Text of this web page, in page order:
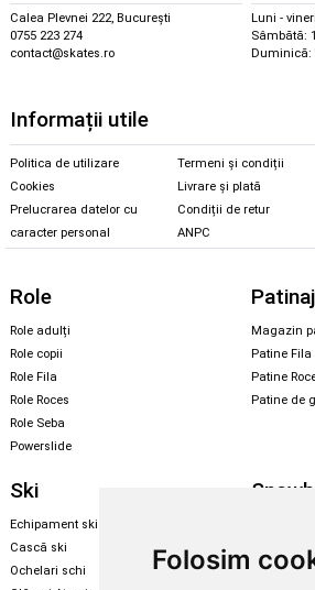
Folosim
Calea Plevnei 222, București
0755 223 274
contact@skates.ro
Luni -
Sâmbătă:
Duminică:
Informații utile
Politica de utilizare
Cookies
Prelucrarea datelor cu
caracter personal
Termeni și condiții
Livrare și plată
Condiții de retur
ANPC
Role
Role adulți
Role copii
Role Fila
Role Roces
Role Seba
Powerslide
Patinaj
Magazin
Patine Fila
Patine
Patine de
Ski
Echipament ski
Cască ski
Ochelari schi
Legături